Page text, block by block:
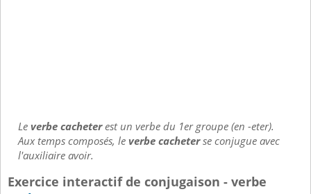
Leverbe cacheterest un verbe du 1er groupe (en -eter).
Aux temps composés, leverbe cacheterse conjugue avec
l'auxiliaire avoir.
Exercice interactif de conjugaison - verbe